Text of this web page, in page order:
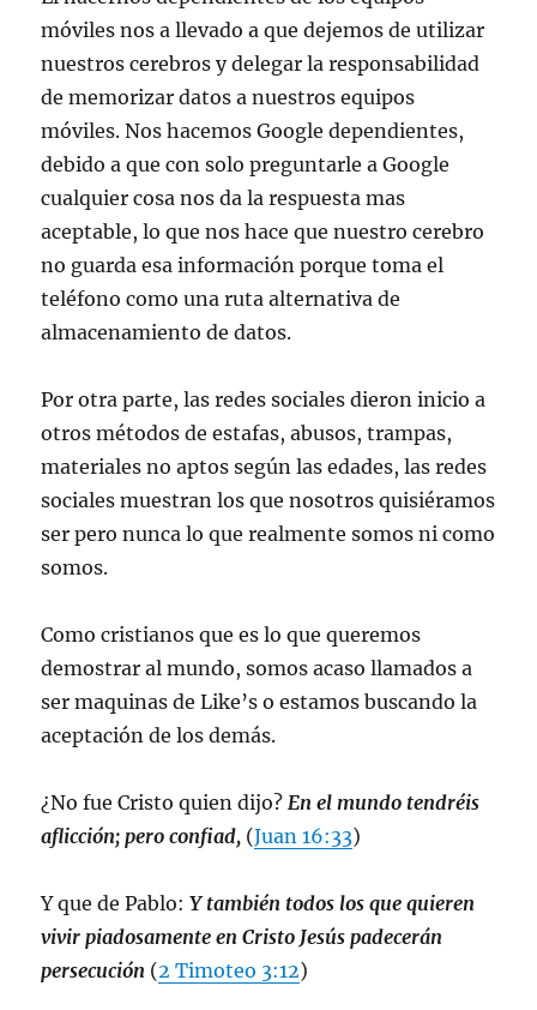
móviles nos a llevado a que dejemos de utilizar
nuestros cerebros y delegar la responsabilidad
de memorizar datos a nuestros equipos
móviles. Nos hacemos Google dependientes,
debido a que con solo preguntarle a Google
cualquier cosa nos da la respuesta mas
aceptable, lo que nos hace que nuestro cerebro
no guarda esa información porque toma el
teléfono como una ruta alternativa de
almacenamiento de datos.
Por otra parte, las redes sociales dieron inicio a
otros métodos de estafas, abusos, trampas,
materiales no aptos según las edades, las redes
sociales muestran los que nosotros quisiéramos
ser pero nunca lo que realmente somos ni como
somos.
Como cristianos que es lo que queremos
demostrar al mundo, somos acaso llamados a
ser maquinas de Like’s o estamos buscando la
aceptación de los demás.
¿No fue Cristo quien dijo? En el mundo tendréis
aflicción; pero confiad, (Juan 16:33)
Y que de Pablo:Y también todos los que quieren
vivir piadosamente en Cristo Jesús padecerán
persecución (2 Timoteo 3:12)